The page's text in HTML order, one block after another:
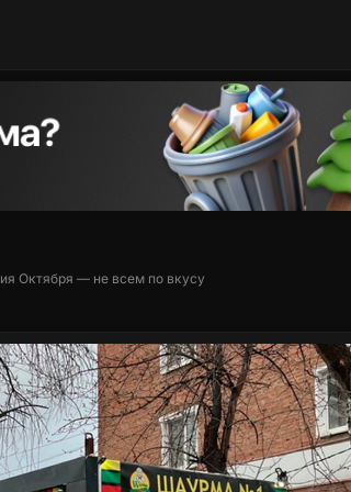
Октября — не всем по вкусу